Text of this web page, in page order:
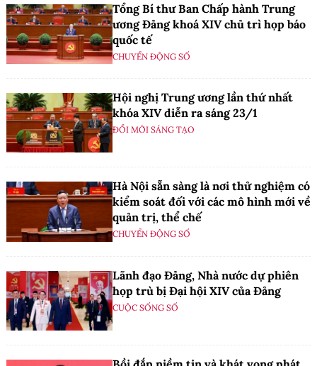
Tổng Bí thư Ban Chấp hành Trung
ương Đảng khoá XIV chủ trì họp báo
quốc tế
CHUYỂN ĐỘNG SỐ
Hội nghị Trung ương lần thứ nhất
khóa XIV diễn ra sáng 23/1
ĐỔI MỚI SÁNG TẠO
Hà Nội sẵn sàng là nơi thử nghiệm có
kiểm soát đối với các mô hình mới về
quản trị, thể chế
CHUYỂN ĐỘNG SỐ
Lãnh đạo Đảng, Nhà nước dự phiên
họp trù bị Đại hội XIV của Đảng
CUỘC SỐNG SỐ